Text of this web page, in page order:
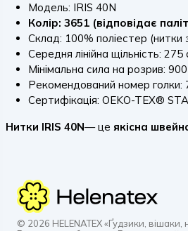
Модель: IRIS 40N
Колір: 3651 (відповідає
Склад: 100% поліестер (нитки
Середня лінійна щільність:
Мінімальна сила на розрив:
Рекомендований номер голки:
Сертифікація: OEKO-TEX®
Нитки IRIS 40N— це якісна
© 2026 HELENATEX «Ґудзики, вішаки,